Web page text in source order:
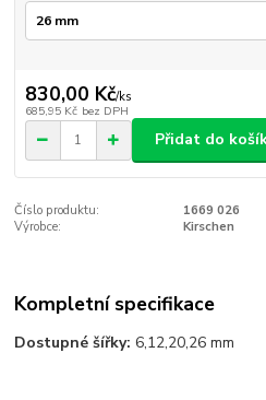
830,00 Kč/ks
685,95 Kč bez DPH
Přidat do
Číslo produktu:
1669 026
Výrobce:
Kirschen
Kompletní specifikace
Dostupné šířky: 6,12,20,26 mm